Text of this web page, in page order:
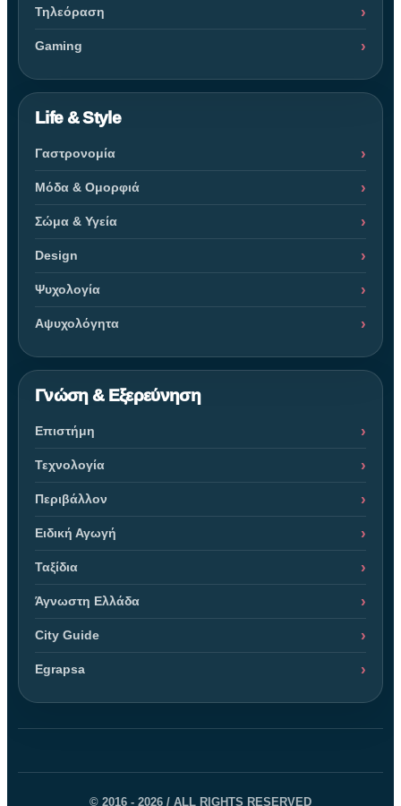
Τηλεόραση
Gaming
Life & Style
Γαστρονομία
Μόδα & Ομορφιά
Σώμα & Υγεία
Design
Ψυχολογία
Αψυχολόγητα
Γνώση & Εξερεύνηση
Επιστήμη
Τεχνολογία
Περιβάλλον
Ειδική Αγωγή
Ταξίδια
Άγνωστη Ελλάδα
City Guide
Egrapsa
© 2016 - 2026 / ALL RIGHTS RESERVED